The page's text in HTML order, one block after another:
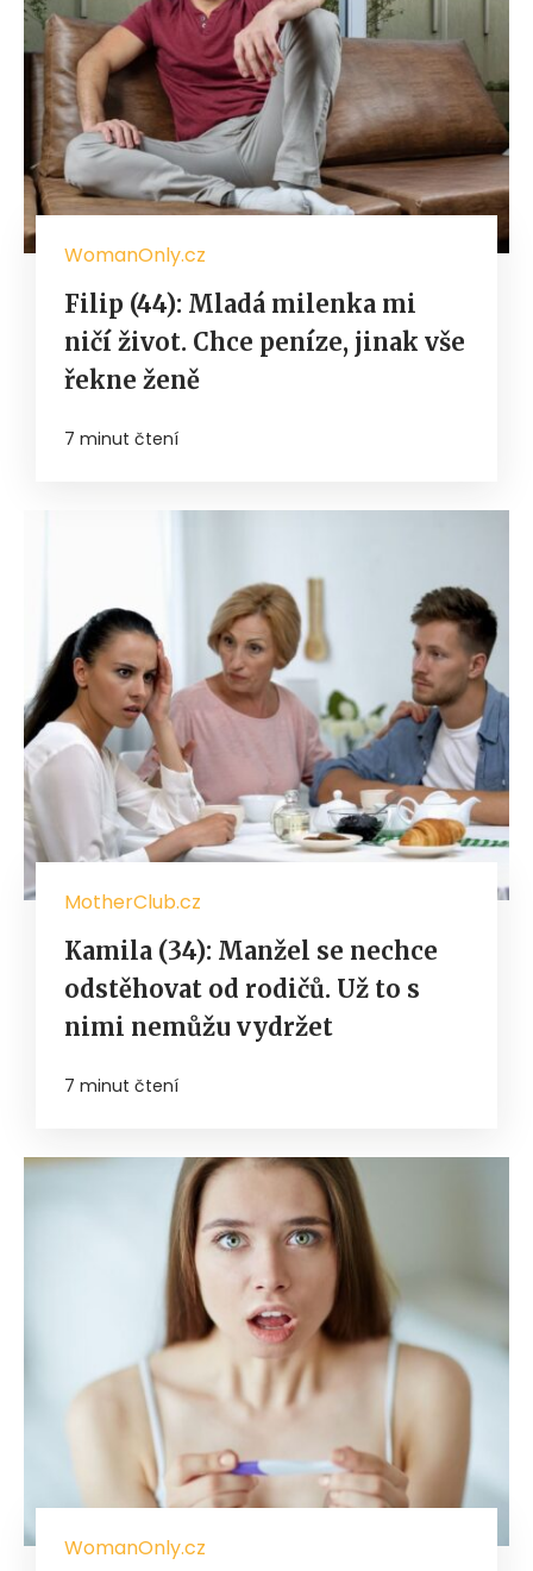
WomanOnly.cz
Filip (44): Mladá milenka mi
ničí život. Chce peníze, jinak vše
řekne ženě
7 minut čtení
MotherClub.cz
Kamila (34): Manžel se nechce
odstěhovat od rodičů. Už to s
nimi nemůžu vydržet
7 minut čtení
WomanOnly.cz